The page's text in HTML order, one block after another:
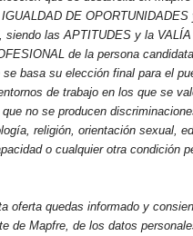
DE OPORTUNIDADES
siendo las APTITUDES y la VALÍA
de la persona
basa su elección final para el
de trabajo en los que se
no se producen
religión, orientación sexual,
o cualquier otra condición
oferta quedas informado y
de Mapfre, de los datos